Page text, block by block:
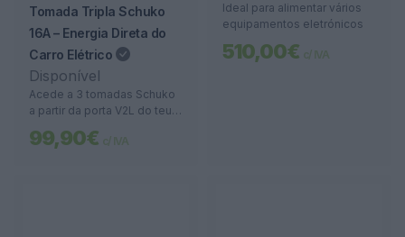
Tomada Tripla Schuko
16A – Energia Direta do
Carro Elétrico
Disponível
Acede a 3 tomadas Schuko
a partir da porta V2L do teu
acampamentos,
99,90€ c/ IVA
Ideal para alimentar vários
equipamentos eletrónicos
510,00€ c/ IVA